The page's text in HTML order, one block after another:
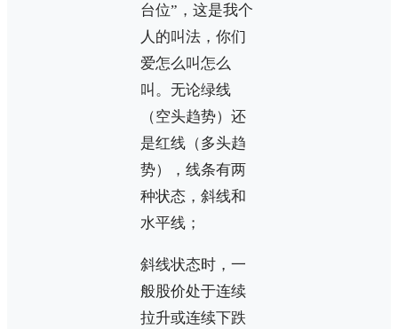
台位”，这是我个
人的叫法，你们
爱怎么叫怎么
叫。无论绿线
（空头趋势）还
是红线（多头趋
势），线条有两
种状态，斜线和
水平线；
斜线状态时，一
般股价处于连续
拉升或连续下跌